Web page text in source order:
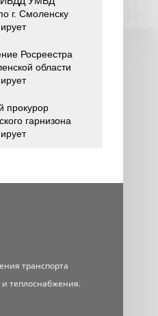
г. Смоленску
Росреестра
области
прокурор
гарнизона
транспорта
теплоснабжения.